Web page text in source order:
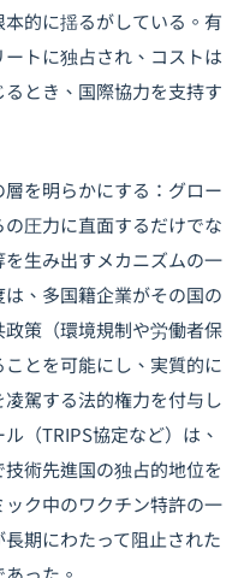
的に揺るがしている。有
トに独占され、コストは
とき、国際協力を支持す
を明らかにする：グロー
圧力に直面するだけでな
生み出すメカニズムの一
、多国籍企業がその国の
策（環境規制や労働者保
とを可能にし、実質的に
駕する法的権力を付与し
（TRIPS協定など）は、
術先進国の独占的地位を
ク中のワクチン特許の一
期にわたって阻止された